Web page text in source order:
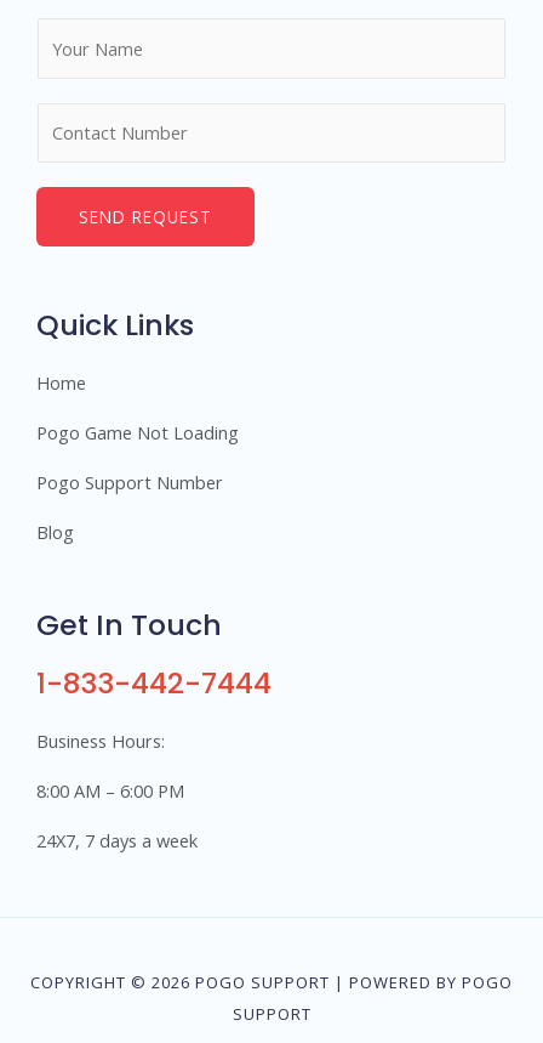
*
e
SEND REQUEST
Quick Links
Home
Pogo Game Not Loading
Pogo Support Number
Blog
Get In Touch
1-833-442-7444
Business Hours:
8:00 AM – 6:00 PM
24X7, 7 days a week
COPYRIGHT © 2026 POGO SUPPORT | POWERED BY POGO
SUPPORT